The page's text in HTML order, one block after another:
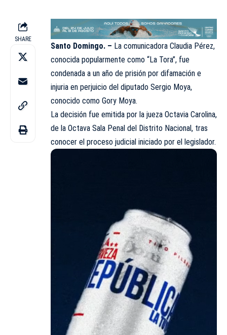
SHARE
Santo Domingo. – La comunicadora Claudia Pérez,
conocida popularmente como “La Tora”, fue
condenada a un año de prisión por difamación e
injuria en perjuicio del diputado Sergio Moya,
conocido como Gory Moya.
La decisión fue emitida por la jueza Octavia Carolina,
de la Octava Sala Penal del Distrito Nacional, tras
conocer el proceso judicial iniciado por el legislador.